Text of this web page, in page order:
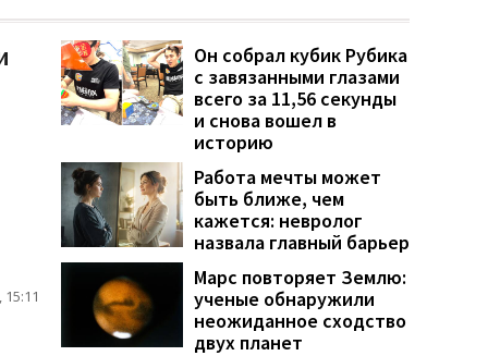
15:11
Он собрал кубик Рубика
с завязанными глазами
всего за 11,56 секунды
и снова вошел в
историю
Работа мечты может
быть ближе, чем
кажется: невролог
назвала главный барьер
Марс повторяет Землю:
ученые обнаружили
неожиданное сходство
двух планет